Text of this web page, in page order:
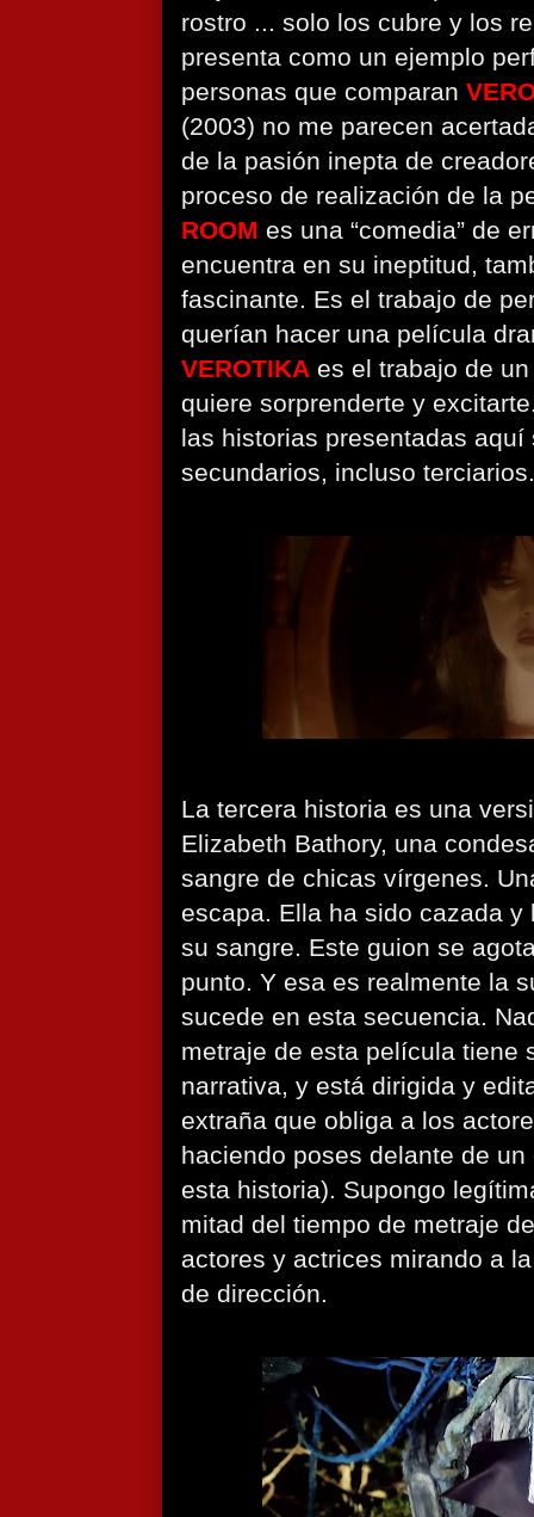
rostro ... solo los cubre y los
presenta como un ejemplo
personas que comparan
(2003) no me parecen
de la pasión inepta de
proceso de realización de la
ROOM es una “comedia” de
encuentra en su ineptitud,
fascinante. Es el trabajo de
querían hacer una película
VEROTIKA es el trabajo de
quiere sorprenderte y
las historias presentadas
secundarios, incluso terciarios.
La tercera historia es una
Elizabeth Bathory, una
sangre de chicas vírgenes.
escapa. Ella ha sido cazada
su sangre. Este guion se
punto. Y esa es realmente la
sucede en esta secuencia.
metraje de esta película tiene
narrativa, y está dirigida y
extraña que obliga a los
haciendo poses delante de
esta historia). Supongo
mitad del tiempo de metraje
actores y actrices mirando a
de dirección.